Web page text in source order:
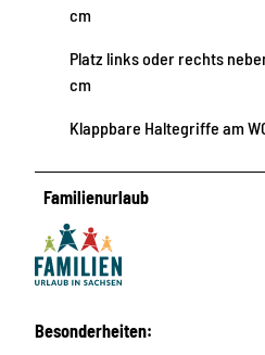
cm
Platz links oder rechts
cm
Klappbare Haltegriffe am
Familienurlaub
Besonderheiten: